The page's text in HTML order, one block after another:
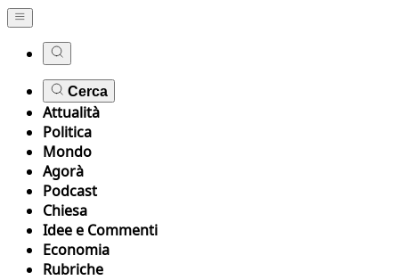
Cerca
Attualità
Politica
Mondo
Agorà
Podcast
Chiesa
Idee e Commenti
Economia
Rubriche